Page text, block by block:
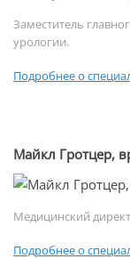
Заместитель
урологии.
Подробнее о
Майкл Гротцер,
Медицинский
Подробнее о